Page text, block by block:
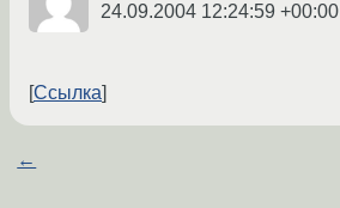
24.09.2004 12:24:59 +00:00
Ссылка
←